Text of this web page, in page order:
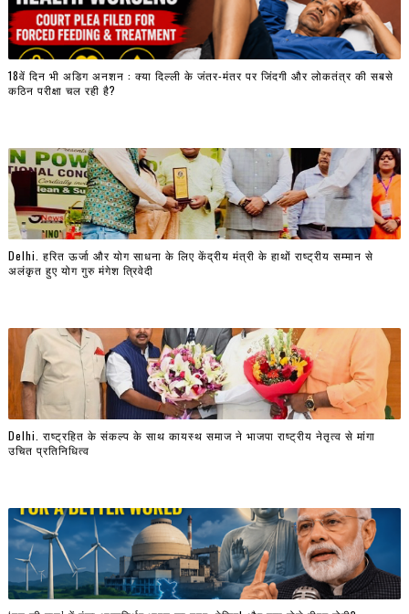
18वें दिन भी अडिग अनशन : क्या दिल्ली के जंतर-मंतर पर जिंदगी और लोकतंत्र की सबसे
कठिन परीक्षा चल रही है?
Delhi. हरित ऊर्जा और योग साधना के लिए केंद्रीय मंत्री के हाथों राष्ट्रीय सम्मान से
अलंकृत हुए योग गुरु मंगेश त्रिवेदी
Delhi. राष्ट्रहित के संकल्प के साथ कायस्थ समाज ने भाजपा राष्ट्रीय नेतृत्व से मांगा
उचित प्रतिनिधित्व